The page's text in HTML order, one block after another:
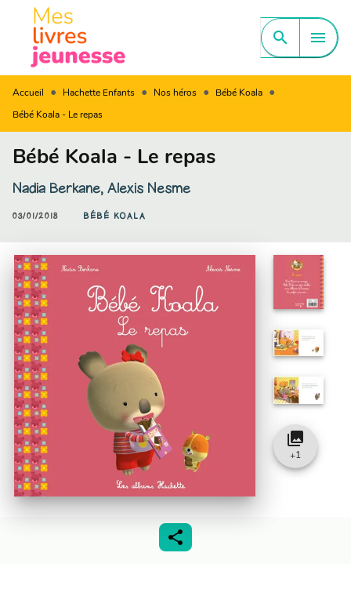
MENU CONTENU
PIED DE PAGE
search menu
Accueil • Hachette Enfants • Nos héros • Bébé Koala •
Bébé Koala - Le repas
Bébé Koala - Le repas
Nadia Berkane, Alexis Nesme
03/01/2018 BÉBÉ KOALA
collections
+1